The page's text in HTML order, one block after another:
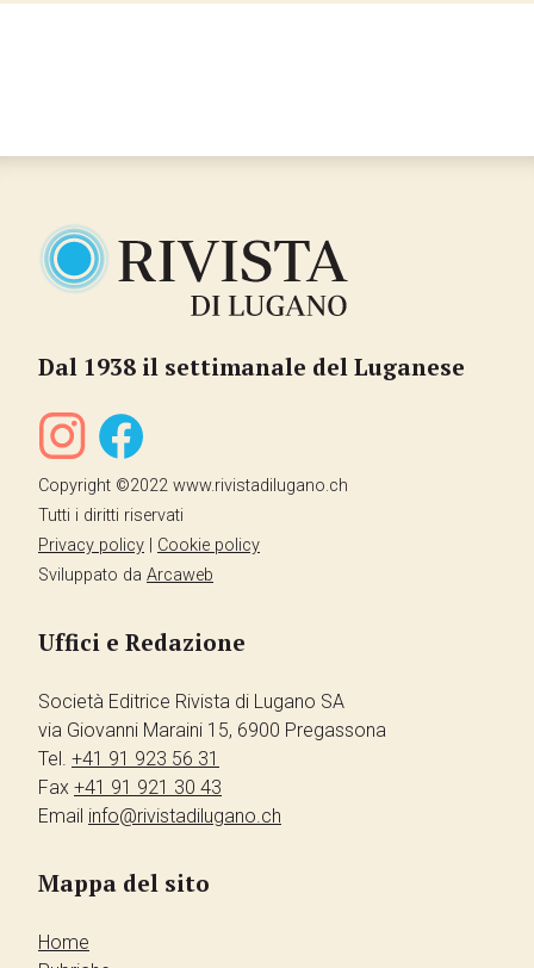
Dal 1938 il settimanale del Luganese
Copyright ©2022 www.rivistadilugano.ch
Tutti i diritti riservati
Privacy policy
Cookie policy
Sviluppato da Arcaweb
Uffici e Redazione
Società Editrice Rivista di Lugano SA
via Giovanni Maraini 15, 6900 Pregassona
Tel. +41 91 923 56 31
Fax +41 91 921 30 43
Email info@rivistadilugano.ch
Mappa del sito
Home